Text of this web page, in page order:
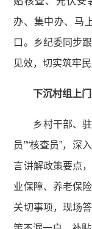
办、集中办、马
口。乡纪委同步
见效，切实筑牢民
下沉村组上
乡村干部、
员”“核查员”，深
言讲解政策要点
业保障、养老保
关切事项，现场